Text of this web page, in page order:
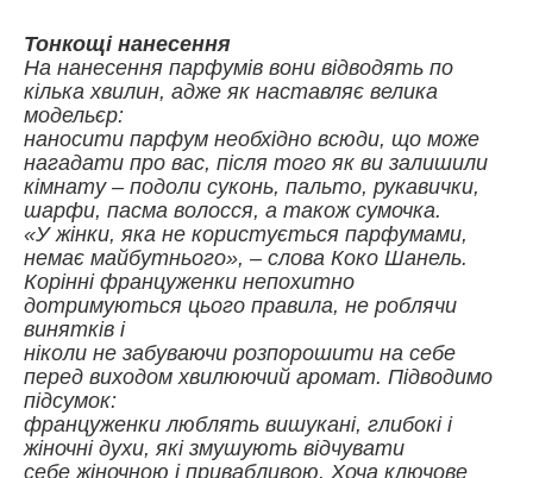
Тонкощі нанесення
На нанесення парфумів вони відводять по
кілька хвилин, адже як наставляє велика
модельєр:
наносити парфум необхідно всюди, що може
нагадати про вас, після того як ви залишили
кімнату – подоли суконь, пальто, рукавички,
шарфи, пасма волосся, а також сумочка.
«У жінки, яка не користується парфумами,
немає майбутнього», – слова Коко Шанель.
Корінні француженки непохитно
дотримуються цього правила, не роблячи
винятків і
ніколи не забуваючи розпорошити на себе
перед виходом хвилюючий аромат. Підводимо
підсумок:
француженки люблять вишукані, глибокі і
жіночні духи, які змушують відчувати
себе жіночною і привабливою. Хоча ключове